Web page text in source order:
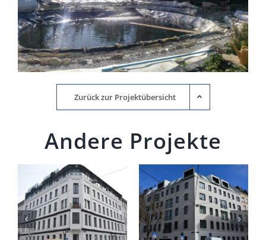
Zurück zur Projektübersicht
Andere Projekte